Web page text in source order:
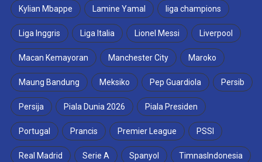
Kylian Mbappe Lamine Yamal liga champions
Liga Inggris Liga Italia Lionel Messi Liverpool
Macan Kemayoran Manchester City Maroko
Maung Bandung Meksiko Pep Guardiola Persib
Persija Piala Dunia 2026 Piala Presiden
Portugal Prancis Premier League PSSI
Real Madrid Serie A Spanyol TimnasIndonesia